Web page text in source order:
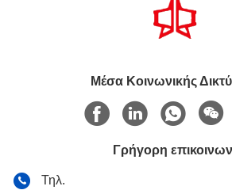
Μέσα Κοινωνικής
Γρήγορη
Τηλ.